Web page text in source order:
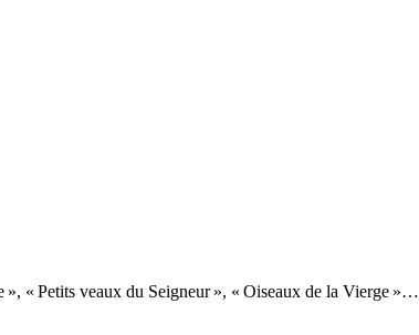
», « Petits veaux du Seigneur », « Oiseaux de la Vierge »…